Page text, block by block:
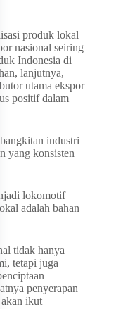
produk lokal
nasional seiring
Indonesia di
lanjutnya,
utama ekspor
positif dalam
industri
yang konsisten
lokomotif
adalah bahan
tidak hanya
tetapi juga
penyerapan
akan ikut